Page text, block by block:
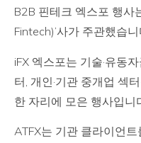
B2B 핀테크 엑스포 행사
Fintech)’사가 주관했습니
iFX 엑스포는 기술·유동
터, 개인·기관 중개업 섹
한 자리에 모은 행사입니
ATFX는 기관 클라이언